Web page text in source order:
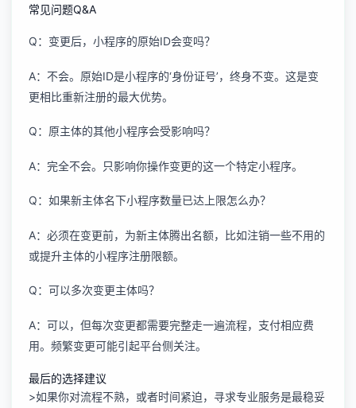
常见问题Q&A
Q：变更后，小程序的原始ID会变吗？
A：不会。原始ID是小程序的‘身份证号’，终身不变。这是变
更相比重新注册的最大优势。
Q：原主体的其他小程序会受影响吗？
A：完全不会。只影响你操作变更的这一个特定小程序。
Q：如果新主体名下小程序数量已达上限怎么办？
A：必须在变更前，为新主体腾出名额，比如注销一些不用的
或提升主体的小程序注册限额。
Q：可以多次变更主体吗？
A：可以，但每次变更都需要完整走一遍流程，支付相应费
用。频繁变更可能引起平台侧关注。
最后的选择建议
>如果你对流程不熟，或者时间紧迫，寻求专业服务是最稳妥